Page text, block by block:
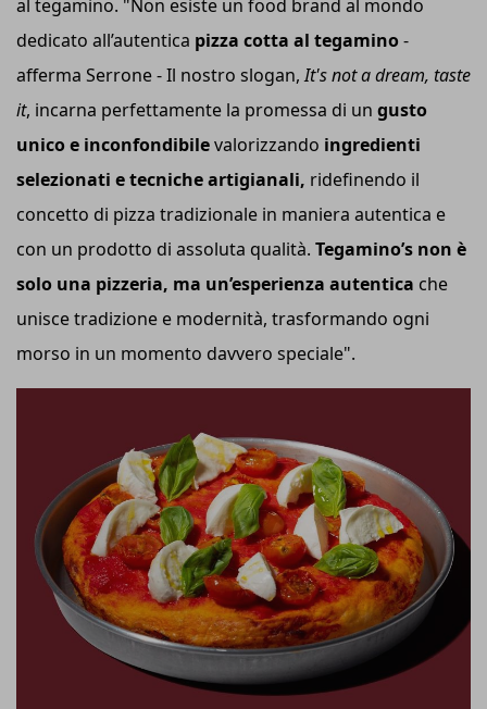
al tegamino. "Non esiste un food brand al mondo
dedicato all’autentica pizza cotta al tegamino-
afferma Serrone - Il nostro slogan,It's not a dream, taste
it, incarna perfettamente la promessa di un gusto
unico e inconfondibilevalorizzando ingredienti
selezionati e tecniche artigianali, ridefinendo il
concetto di pizza tradizionale in maniera autentica e
con un prodotto di assoluta qualità. Tegamino’s non è
solo una pizzeria, ma un’esperienza autentica che
unisce tradizione e modernità, trasformando ogni
morso in un momento davvero speciale".